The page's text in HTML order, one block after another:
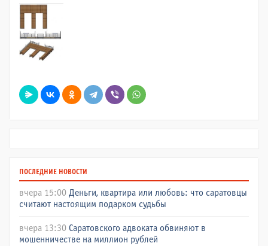
ПОСЛЕДНИЕ НОВОСТИ
вчера 15:00 Деньги, квартира или любовь: что саратовцы
считают настоящим подарком судьбы
вчера 13:30 Саратовского адвоката обвиняют в
мошенничестве на миллион рублей